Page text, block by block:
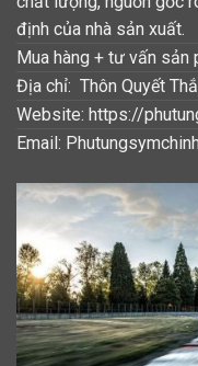
định của nhà sản xuất.
Mua hàng + tư vấn sản
Địa chỉ: Thôn Quyết
Website: https://
Email: